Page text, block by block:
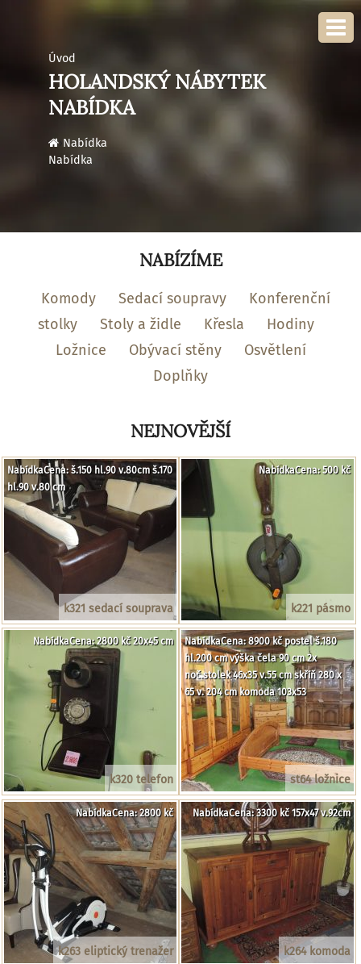
Úvod
HOLANDSKÝ NÁBYTEK
NABÍDKA
Nabídka
Nabídka
NABÍZÍME
Komody Sedací soupravy
Konferenční
stolky
Stoly a židle Křesla
Hodiny
Ložnice
Obývací stěny
Osvětlení
Doplňky
NEJNOVĚJŠÍ
k321 sedací souprava
NabídkaCena: š.150 hl.90 v.80cm š.170
hl.90 v.80 cm
k221 pásmo
NabídkaCena: 500 kč
k320 telefon
NabídkaCena: 2800 kč 20x45 cm
st64 ložnice
NabídkaCena: 8900 kč postel š.180
hl.200 cm výška čela 90 cm 2x
noč.stolek 46x35 v.55 cm skříň 280 x
65 v. 204 cm komoda 103x53
k263 eliptický trenažer
NabídkaCena: 2800 kč
k264 komoda
NabídkaCena: 3300 kč 157x47 v.92cm